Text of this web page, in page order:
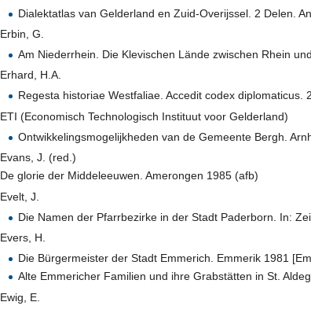
Dialektatlas van Gelderland en Zuid-Overijssel. 2 Delen.
Erbin, G.
Am Niederrhein. Die Klevischen Lände zwischen Rhein
Erhard, H.A.
Regesta historiae Westfaliae. Accedit codex
ETI (Economisch Technologisch Instituut voor Gelderland)
Ontwikkelingsmogelijkheden van de Gemeente Bergh.
Evans, J. (red.)
De glorie der Middeleeuwen. Amerongen 1985 (afb)
Evelt, J.
Die Namen der Pfarrbezirke in der Stadt Paderborn. In:
Evers, H.
Die Bürgermeister der Stadt Emmerich. Emmerik 1981
Alte Emmericher Familien und ihre Grabstätten in St.
Ewig, E.